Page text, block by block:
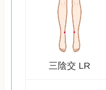
三陰交 LR